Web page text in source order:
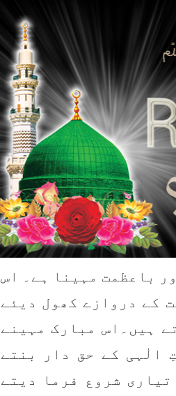
باعظمت مہینا ہے۔ اس
کے دروازے کھول دیئے
ہیں۔اس مبارک مہینے
الٰہی کے حق دار بنتے
شروع فرما دیتے